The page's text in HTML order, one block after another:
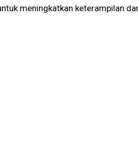
meningkatkan keterampilan